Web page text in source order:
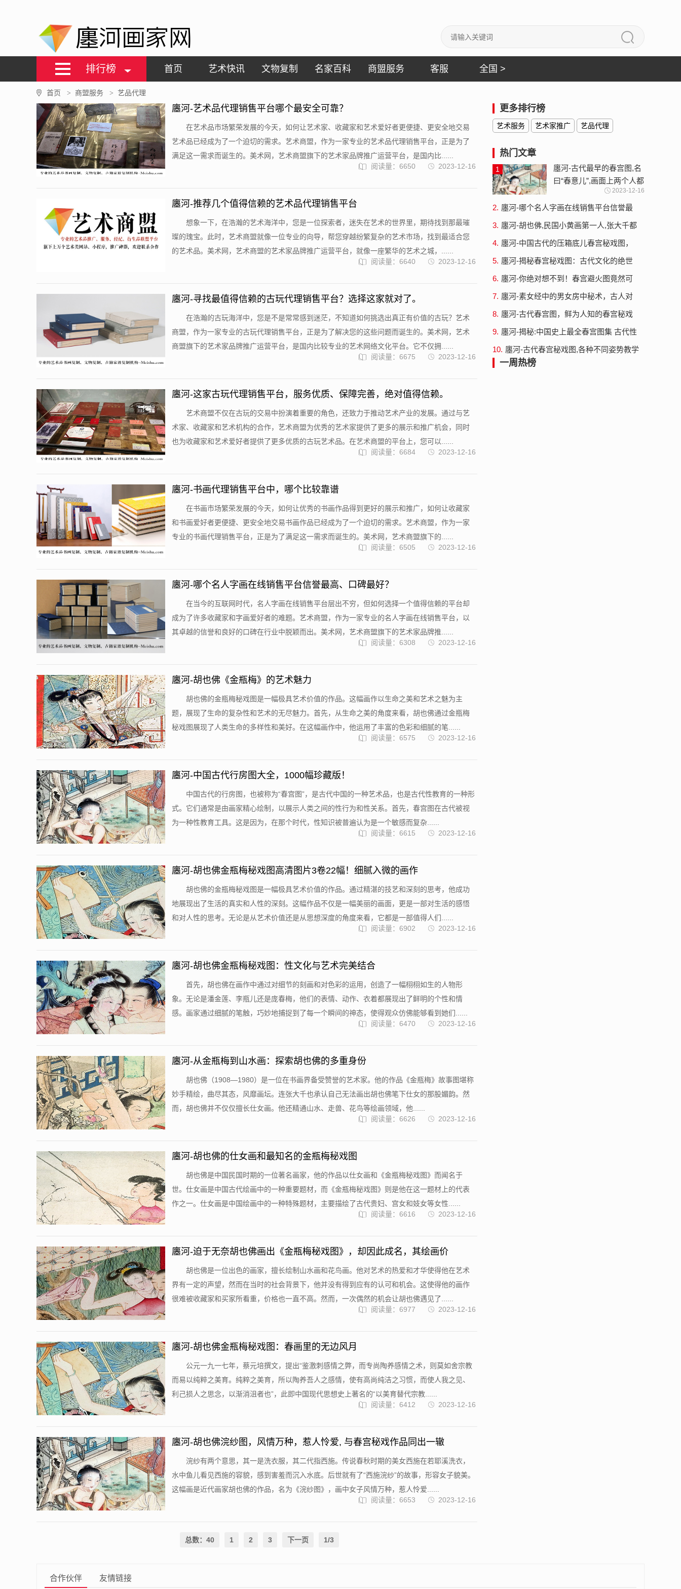
廛河画家网
排行榜 首页 艺术快讯 文物复制 名家百科 商盟服务 客服 全国 >
首页 > 商盟服务 > 艺品代理
廛河-艺术品代理销售平台哪个最安全可靠？
在艺术品市场繁荣发展的今天，如何让艺术家、收藏家和艺术爱好者更便捷、更安全地交易
艺术品已经成为了一个迫切的需求。艺术商盟，作为一家专业的艺术品代理销售平台，正是为了
满足这一需求而诞生的。美术网，艺术商盟旗下的艺术家品牌推广运营平台，是国内比......
2023-12-16
阅读量：6650
廛河-推荐几个值得信赖的艺术品代理销售平台
想象一下，在浩瀚的艺术海洋中，您是一位探索者，迷失在艺术的世界里，期待找到那最璀
璨的瑰宝。此时，艺术商盟就像一位专业的向导，帮您穿越纷繁复杂的艺术市场，找到最适合您
的艺术品。美术网，艺术商盟的艺术家品牌推广运营平台，就像一座繁华的艺术之城，......
2023-12-16
阅读量：6640
廛河-寻找最值得信赖的古玩代理销售平台？选择这家就对了。
在浩瀚的古玩海洋中，您是不是常常感到迷茫，不知道如何挑选出真正有价值的古玩？艺术
商盟，作为一家专业的古玩代理销售平台，正是为了解决您的这些问题而诞生的。美术网，艺术
商盟旗下的艺术家品牌推广运营平台，是国内比较专业的艺术网络文化平台。它不仅拥......
2023-12-16
阅读量：6675
廛河-这家古玩代理销售平台，服务优质、保障完善，绝对值得信赖。
艺术商盟不仅在古玩的交易中扮演着重要的角色，还致力于推动艺术产业的发展。通过与艺
术家、收藏家和艺术机构的合作，艺术商盟为优秀的艺术家提供了更多的展示和推广机会，同时
也为收藏家和艺术爱好者提供了更多优质的古玩艺术品。在艺术商盟的平台上，您可以......
2023-12-16
阅读量：6684
廛河-书画代理销售平台中，哪个比较靠谱
在书画市场繁荣发展的今天，如何让优秀的书画作品得到更好的展示和推广，如何让收藏家
和书画爱好者更便捷、更安全地交易书画作品已经成为了一个迫切的需求。艺术商盟，作为一家
专业的书画代理销售平台，正是为了满足这一需求而诞生的。美术网，艺术商盟旗下的......
2023-12-16
阅读量：6505
廛河-哪个名人字画在线销售平台信誉最高、口碑最好？
在当今的互联网时代，名人字画在线销售平台层出不穷，但如何选择一个值得信赖的平台却
成为了许多收藏家和字画爱好者的难题。艺术商盟，作为一家专业的名人字画在线销售平台，以
其卓越的信誉和良好的口碑在行业中脱颖而出。美术网，艺术商盟旗下的艺术家品牌推......
2023-12-16
阅读量：6308
廛河-胡也佛《金瓶梅》的艺术魅力
胡也佛的金瓶梅秘戏图是一幅极具艺术价值的作品。这幅画作以生命之美和艺术之魅为主
题，展现了生命的复杂性和艺术的无尽魅力。首先，从生命之美的角度来看，胡也佛通过金瓶梅
秘戏图展现了人类生命的多样性和美好。在这幅画作中，他运用了丰富的色彩和细腻的笔......
2023-12-16
阅读量：6575
廛河-中国古代行房图大全，1000幅珍藏版！
中国古代的行房图，也被称为“春宫图”，是古代中国的一种艺术品，也是古代性教育的一种形
式。它们通常是由画家精心绘制，以展示人类之间的性行为和性关系。首先，春宫图在古代被视
为一种性教育工具。这是因为，在那个时代，性知识被普遍认为是一个敏感而复杂......
2023-12-16
阅读量：6615
廛河-胡也佛金瓶梅秘戏图高清图片3卷22幅！细腻入微的画作
胡也佛的金瓶梅秘戏图是一幅极具艺术价值的作品。通过精湛的技艺和深刻的思考，他成功
地展现出了生活的真实和人性的深刻。这幅作品不仅是一幅美丽的画面，更是一部对生活的感悟
和对人性的思考。无论是从艺术价值还是从思想深度的角度来看，它都是一部值得人们......
2023-12-16
阅读量：6902
廛河-胡也佛金瓶梅秘戏图：性文化与艺术完美结合
首先，胡也佛在画作中通过对细节的刻画和对色彩的运用，创造了一幅栩栩如生的人物形
象。无论是潘金莲、李瓶儿还是庞春梅，他们的表情、动作、衣着都展现出了鲜明的个性和情
感。画家通过细腻的笔触，巧妙地捕捉到了每一个瞬间的神态，使得观众仿佛能够看到她们......
2023-12-16
阅读量：6470
廛河-从金瓶梅到山水画：探索胡也佛的多重身份
胡也佛（1908—1980）是一位在书画界备受赞誉的艺术家。他的作品《金瓶梅》故事图堪称
妙手精绘，曲尽其态，风靡画坛。连张大千也承认自己无法画出胡也佛笔下仕女的那股媚韵。然
而，胡也佛并不仅仅擅长仕女画。他还精通山水、走兽、花鸟等绘画领域，他......
2023-12-16
阅读量：6626
廛河-胡也佛的仕女画和最知名的金瓶梅秘戏图
胡也佛是中国民国时期的一位著名画家，他的作品以仕女画和《金瓶梅秘戏图》而闻名于
世。仕女画是中国古代绘画中的一种重要题材，而《金瓶梅秘戏图》则是他在这一题材上的代表
作之一。仕女画是中国绘画中的一种特殊题材，主要描绘了古代贵妇、宫女和妓女等女性......
2023-12-16
阅读量：6616
廛河-迫于无奈胡也佛画出《金瓶梅秘戏图》，却因此成名，其绘画价
胡也佛是一位出色的画家，擅长绘制山水画和花鸟画。他对艺术的热爱和才华使得他在艺术
界有一定的声望，然而在当时的社会背景下，他并没有得到应有的认可和机会。这使得他的画作
很难被收藏家和买家所看重，价格也一直不高。然而，一次偶然的机会让胡也佛遇见了......
2023-12-16
阅读量：6977
廛河-胡也佛金瓶梅秘戏图：春画里的无边风月
公元一九一七年，蔡元培撰文，提出“鉴激刺感情之弊，而专尚陶养感情之术，则莫如舍宗教
而易以纯粹之美育。纯粹之美育，所以陶养吾人之感情，使有高尚纯洁之习惯，而使人我之见、
利己损人之思念，以渐消沮者也”，此即中国现代思想史上著名的“以美育替代宗教......
2023-12-16
阅读量：6412
廛河-胡也佛浣纱图，风情万种，惹人怜爱, 与春宫秘戏作品同出一辙
浣纱有两个意思，其一是洗衣服，其二代指西施。传说春秋时期的美女西施在若耶溪洗衣，
水中鱼儿看见西施的容貌，感到害羞而沉入水底。后世就有了“西施浣纱”的故事，形容女子貌美。
这幅画是近代画家胡也佛的作品，名为《浣纱图》，画中女子风情万种，惹人怜爱......
2023-12-16
阅读量：6653
总数：40 1 2 3 下一页 1/3
更多排行榜
艺术服务 艺术家推广 艺品代理
热门文章
1
廛河-古代最早的春宫图,名
曰“春意儿”,画面上两个人都
不得了春画全集秘戏图
2023-12-16
2. 廛河-哪个名人字画在线销售平台信誉最
3. 廛河-胡也佛,民国小黄画第一人,张大千都
4. 廛河-中国古代的压箱底儿春宫秘戏图，
5. 廛河-揭秘春宫秘戏图：古代文化的绝世
6. 廛河-你绝对想不到！春宫避火图竟然可
7. 廛河-素女经中的男女房中秘术，古人对
8. 廛河-古代春宫图，鲜为人知的春宫秘戏
9. 廛河-揭秘:中国史上最全春宫图集 古代性
10. 廛河-古代春宫秘戏图,各种不同姿势教学
的意义
一周热榜
合作伙伴 友情链接